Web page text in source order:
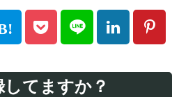
てますか？